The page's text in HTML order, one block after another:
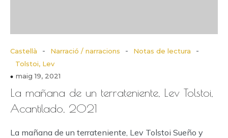
Castellà - Narració / narracions - Notas de lectura -
Tolstoi, Lev
maig 19, 2021
La mañana de un terrateniente, Lev Tolstoi,
Acantilado, 2021
La mañana de un terrateniente, Lev Tolstoi Sueño y